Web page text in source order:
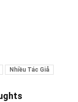
Nhiều Tác Giả